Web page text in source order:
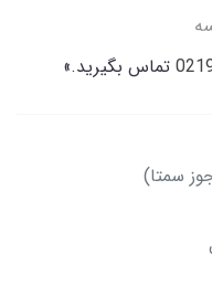
تماس بگیرید.»
سمتا)